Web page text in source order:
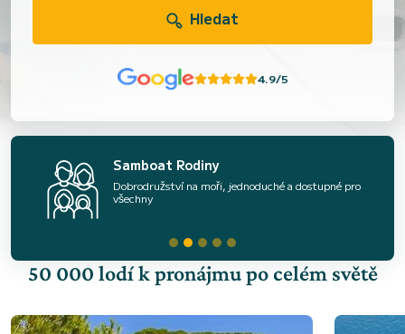
Hledat
4.9/5
Samboat Rodiny
Dobrodružství na moři, jednoduché a dostupné pro
všechny
50 000 lodí k pronájmu po celém světě